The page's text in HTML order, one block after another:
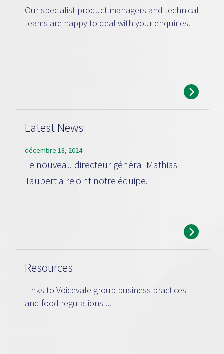
Our specialist product managers and technical
teams are happy to deal with your enquiries.
Latest News
décembre 18, 2024
Le nouveau directeur général Mathias
Taubert a rejoint notre équipe.
Resources
Links to Voicevale group business practices
and food regulations ...